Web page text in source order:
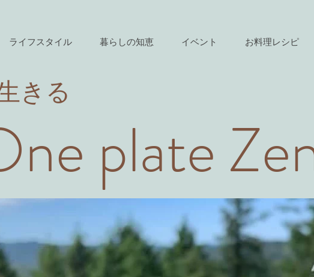
ライフスタイル 暮らしの知恵 イベント お料理レシピ
きる
plate